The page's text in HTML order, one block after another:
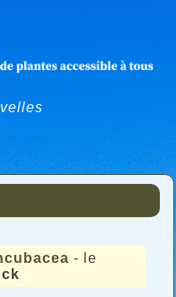
- le